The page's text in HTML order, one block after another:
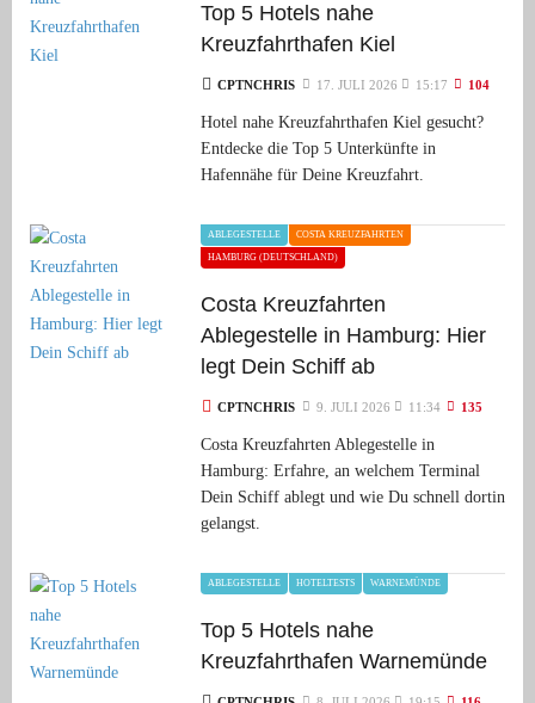
Top 5 Hotels nahe
Kreuzfahrthafen Kiel
CPTNCHRIS 17. JULI 2026 15:17 104
Hotel nahe Kreuzfahrthafen Kiel gesucht?
Entdecke die Top 5 Unterkünfte in
Hafennähe für Deine Kreuzfahrt.
ABLEGESTELLE COSTA KREUZFAHRTEN
HAMBURG (DEUTSCHLAND)
Costa Kreuzfahrten
Ablegestelle in Hamburg: Hier
legt Dein Schiff ab
CPTNCHRIS 9. JULI 2026 11:34 135
Costa Kreuzfahrten Ablegestelle in
Hamburg: Erfahre, an welchem Terminal
Dein Schiff ablegt und wie Du schnell dortin
gelangst.
ABLEGESTELLE HOTELTESTS WARNEMÜNDE
Top 5 Hotels nahe
Kreuzfahrthafen Warnemünde